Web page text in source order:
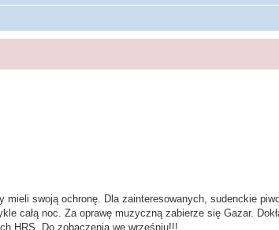
swoją ochronę. Dla zainteresowanych, sudenckie
całą noc. Za oprawę muzyczną zabierze się Gazar.
HRS. Do zobaczenia we wrześniu!!!